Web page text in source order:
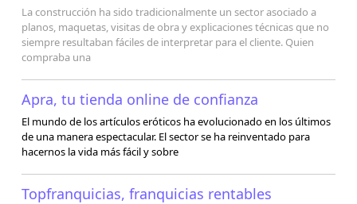
La construcción ha sido tradicionalmente un sector asociado a
planos, maquetas, visitas de obra y explicaciones técnicas que no
siempre resultaban fáciles de interpretar para el cliente. Quien
compraba una
Apra, tu tienda online de confianza
El mundo de los artículos eróticos ha evolucionado en los últimos
de una manera espectacular. El sector se ha reinventado para
hacernos la vida más fácil y sobre
Topfranquicias, franquicias rentables